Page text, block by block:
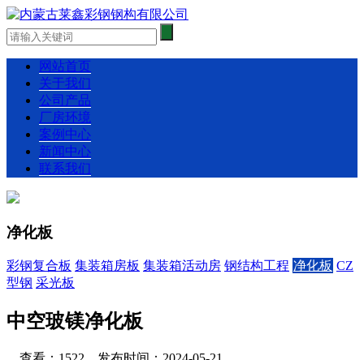
网站首页
关于我们
公司产品
厂房环境
案例中心
新闻中心
联系我们
净化板
彩钢复合板 集装箱房板 集装箱活动房 钢结构工程 净化板 CZ
型钢 采光板
中空玻镁净化板